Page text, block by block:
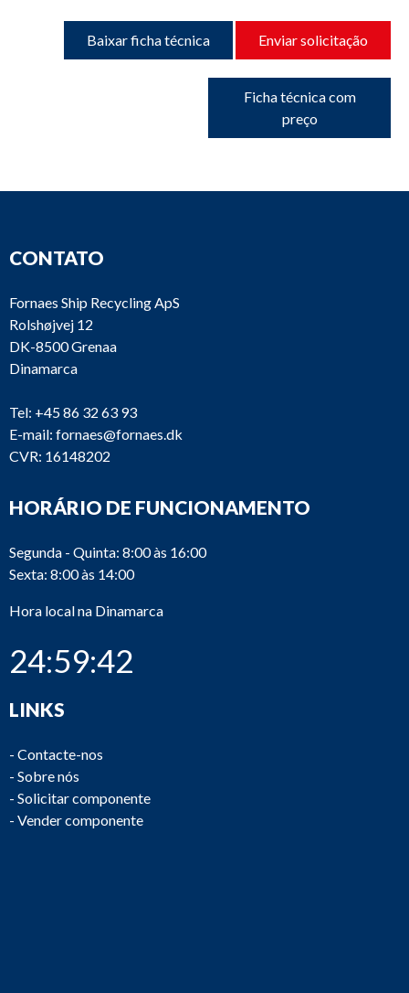
Baixar ficha técnica Enviar solicitação
Ficha técnica com
preço
CONTATO
Fornaes Ship Recycling ApS
Rolshøjvej 12
DK-8500 Grenaa
Dinamarca
Tel: +45 86 32 63 93
E-mail: fornaes@fornaes.dk
CVR: 16148202
HORÁRIO DE FUNCIONAMENTO
Segunda - Quinta: 8:00 às 16:00
Sexta: 8:00 às 14:00
Hora local na Dinamarca
24:59:42
LINKS
- Contacte-nos
- Sobre nós
- Solicitar componente
- Vender componente